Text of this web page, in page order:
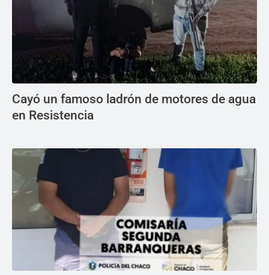
Cayó un famoso ladrón de motores de agua
en Resistencia